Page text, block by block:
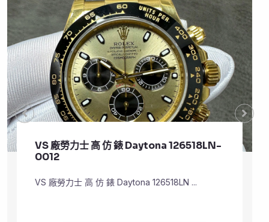
VS 廠勞力士 頂級 復刻 錶 Submariner
Date 126610LV
VS 廠勞力士 頂級 復刻 錶 Submariner Dat ...